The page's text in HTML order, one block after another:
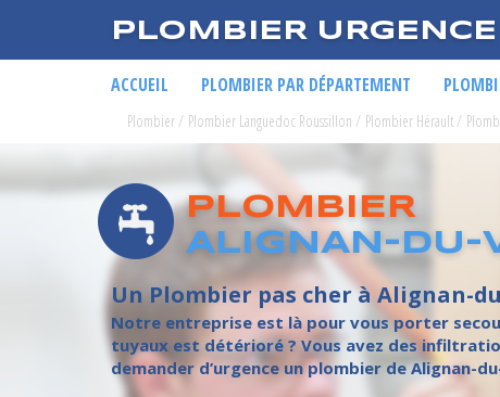
PLOMBIER URGENCE
ACCUEIL PLOMBIER PAR DÉPARTEMENT
Plombier/ Plombier Languedoc Roussillon / Plombier Hérault/
PLOMBIER
ALIGNAN-DU-
Un Plombier pas cher à Alignan-
Notre entreprise est là pour vous porter
tuyaux est détérioré ? Vous avez des
demander d’urgence un plombier de Alignan-